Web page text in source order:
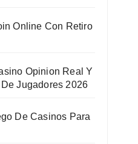
Online Con Retiro
Opinion Real Y
Jugadores 2026
De Casinos Para